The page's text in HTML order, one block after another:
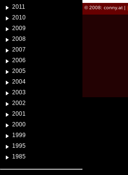
2011
2010
2009
2008
2007
2006
2005
2004
2003
2002
2001
2000
1999
1995
1985
© 2008: conny.at |